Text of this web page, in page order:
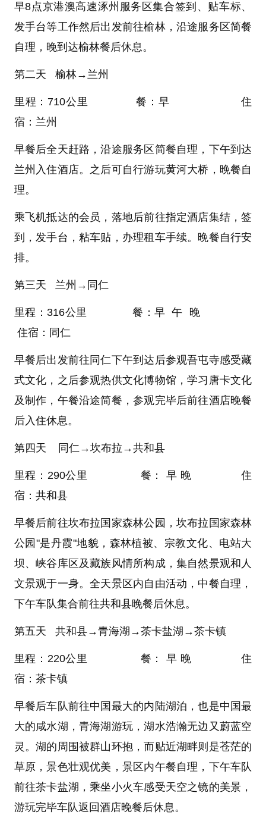
早8点京港澳高速涿州服务区集合签到、贴车标、
发手台等工作然后出发前往榆林，沿途服务区简餐
自理，晚到达榆林餐后休息。
第二天 榆林→兰州
里程：710公里 餐：早 住
宿：兰州
早餐后全天赶路，沿途服务区简餐自理，下午到达
兰州入住酒店。之后可自行游玩黄河大桥，晚餐自
理。
乘飞机抵达的会员，落地后前往指定酒店集结，签
到，发手台，粘车贴，办理租车手续。晚餐自行安
排。
第三天 兰州→同仁
里程：316公里 餐：早 午 晚
住宿：同仁
早餐后出发前往同仁下午到达后参观吾屯寺感受藏
式文化，之后参观热供文化博物馆，学习唐卡文化
及制作，午餐沿途简餐，参观完毕后前往酒店晚餐
后入住休息。
第四天 同仁→坎布拉→共和县
里程：290公里 餐： 早 晚 住
宿：共和县
早餐后前往坎布拉国家森林公园，坎布拉国家森林
公园"是丹霞"地貌，森林植被、宗教文化、电站大
坝、峡谷库区及藏族风情所构成，集自然景观和人
文景观于一身。全天景区内自由活动，中餐自理，
下午车队集合前往共和县晚餐后休息。
第五天 共和县→青海湖→茶卡盐湖→茶卡镇
里程：220公里 餐： 早 晚 住
宿：茶卡镇
早餐后车队前往中国最大的内陆湖泊，也是中国最
大的咸水湖，青海湖游玩，湖水浩瀚无边又蔚蓝空
灵。湖的周围被群山环抱，而贴近湖畔则是苍茫的
草原，景色壮观优美，景区内午餐自理，下午车队
前往茶卡盐湖，乘坐小火车感受天空之镜的美景，
游玩完毕车队返回酒店晚餐后休息。